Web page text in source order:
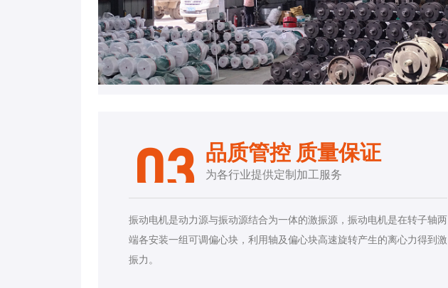
03 品质管控 质量保证
为各行业提供定制加工服务
振动电机是动力源与振动源结合为一体的激振源，振动电机是在转子轴两
端各安装一组可调偏心块，利用轴及偏心块高速旋转产生的离心力得到激
振力。